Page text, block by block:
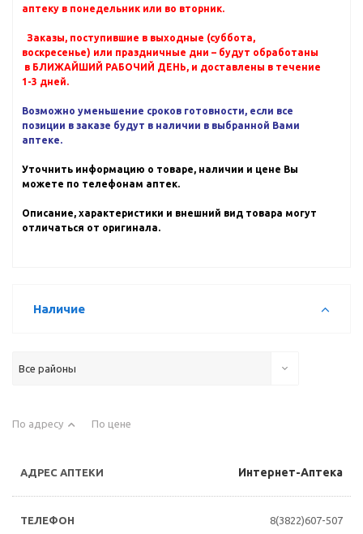
аптеку в понедельник или во вторник.
Заказы, поступившие в выходные (суббота,
воскресенье) или праздничные дни – будут обработаны
в БЛИЖАЙШИЙ РАБОЧИЙ ДЕНЬ, и доставлены в течение
1-3 дней.
Возможно уменьшение сроков готовности, если все
позиции в заказе будут в наличии в выбранной Вами
аптеке.
Уточнить информацию о товаре, наличии и цене Вы
можете по телефонам аптек.
Описание, характеристики и внешний вид товара могут
отличаться от оригинала.
Наличие
Все районы
По адресу По цене
Интернет-Аптека
8(3822)607-507